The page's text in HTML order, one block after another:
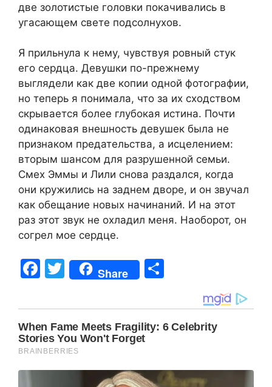
две золотистые головки покачивались в
угасающем свете подсолнухов.
Я прильнула к нему, чувствуя ровный стук
его сердца. Девушки по-прежнему
выглядели как две копии одной фотографии,
но теперь я понимала, что за их сходством
скрывается более глубокая истина. Почти
одинаковая внешность девушек была не
признаком предательства, а исцелением:
вторым шансом для разрушенной семьи.
Смех Эммы и Лили снова раздался, когда
они кружились на заднем дворе, и он звучал
как обещание новых начинаний. И на этот
раз этот звук не охладил меня. Наоборот, он
согрел мое сердце.
F
c
e
b
o
T
w
itt
er
Share
ar
e